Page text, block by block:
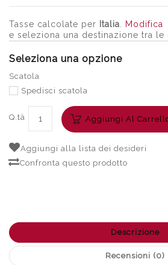
Tasse calcolate per Italia
Modifica
e seleziona una destinazione tra
Seleziona una opzione
Scatola
Spedisci scatola
Q.tà Aggiungi Al
Aggiungi alla lista dei desideri
Confronta questo prodotto
Descrizione
Recensioni (0)